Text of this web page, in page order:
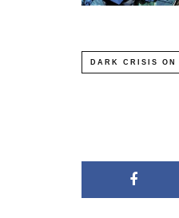
DARK CRISIS